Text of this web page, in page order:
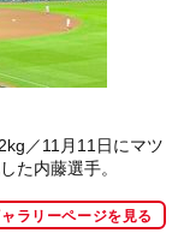
／11月11日にマツ
た内藤選手。
ラリーページを見る